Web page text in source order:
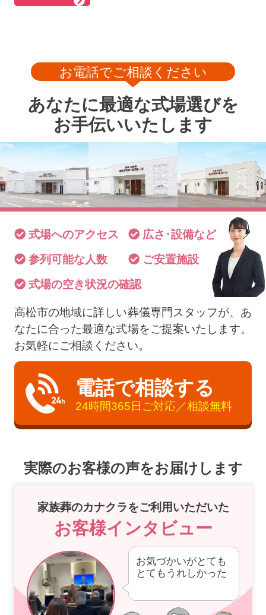
お電話でご相談ください
あなたに最適な式場選びを
お手伝いいたします
式場へのアクセス
広さ･設備など
参列可能な人数
ご安置施設
式場の空き状況の確認
高松市の地域に詳しい葬儀専門スタッフが、あ
なたに合った最適な式場をご提案いたします。
お気軽にご相談ください。
電話で相談する
24時間365日ご対応／相談無料
実際のお客様の声をお届けします
家族葬のカナクラをご利用いただいた
お客様インタビュー
お気づかいがとても
とてもうれしかった